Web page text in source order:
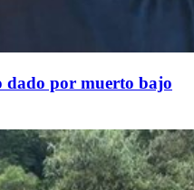
dado por muerto bajo